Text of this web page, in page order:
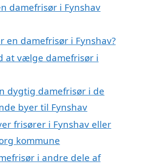
damefrisør i Fynshav
en damefrisør i Fynshav?
at vælge damefrisør i
dygtig damefrisør i de
byer til Fynshav
frisører i Fynshav eller
kommune
i andre dele af